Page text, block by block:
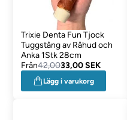
Trixie Denta Fun Tjock
Tuggstång av Råhud och
Anka 1Stk 28cm
Från42,0033,00 SEK
Lägg i varukorg